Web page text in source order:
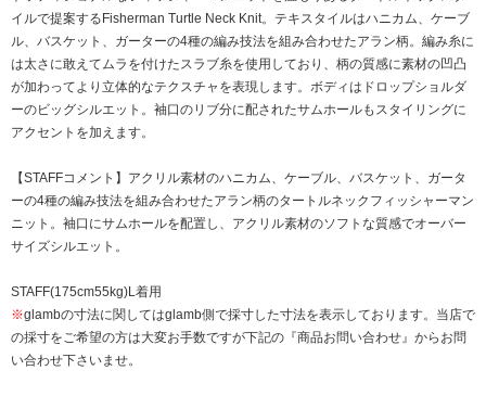
イルで提案するFisherman Turtle Neck Knit。テキスタイルはハニカム、ケーブ
ル、バスケット、ガーターの4種の編み技法を組み合わせたアラン柄。編み糸に
は太さに敢えてムラを付けたスラブ糸を使用しており、柄の質感に素材の凹凸
が加わってより立体的なテクスチャを表現します。ボディはドロップショルダ
ーのビッグシルエット。袖口のリブ分に配されたサムホールもスタイリングに
アクセントを加えます。
【STAFFコメント】アクリル素材のハニカム、ケーブル、バスケット、ガータ
ーの4種の編み技法を組み合わせたアラン柄のタートルネックフィッシャーマン
ニット。袖口にサムホールを配置し、アクリル素材のソフトな質感でオーバー
サイズシルエット。
STAFF(175cm55kg)L着用
※glambの寸法に関してはglamb側で採寸した寸法を表示しております。当店で
の採寸をご希望の方は大変お手数ですが下記の『商品お問い合わせ』からお問
い合わせ下さいませ。